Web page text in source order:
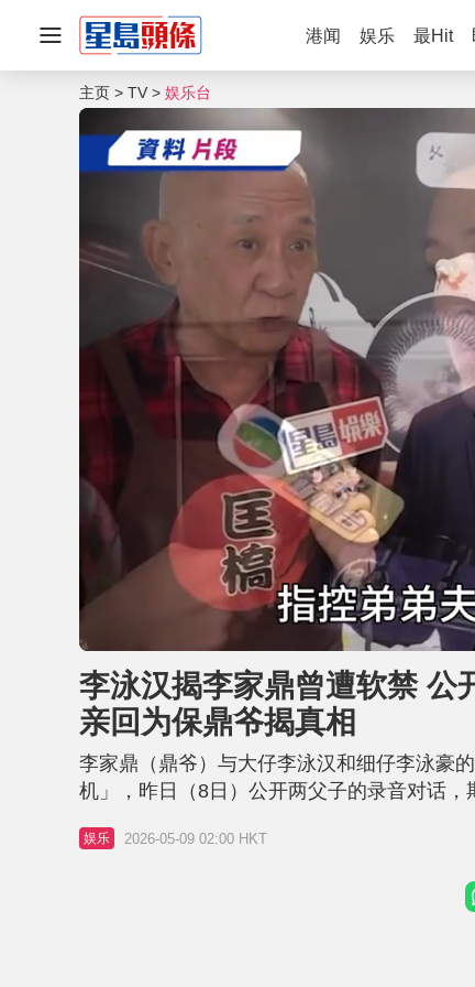
港闻 娱乐 最Hit
主页 TV 娱乐台
n
u
t
e
L
o
d
e
d
:
4
5
.
2
%
李泳汉揭李家鼎曾遭软禁 公
亲回为保鼎爷揭真相
李家鼎（鼎爷）与大仔李泳汉和细仔李泳豪
机」，昨日（8日）公开两父子的录音对话
直气壮继续做无业汉，其后李泳豪接受《星
享晚年，目前爸爸已没有再提供金钱给哥哥
娱乐 2026-05-09 02:00 HKT